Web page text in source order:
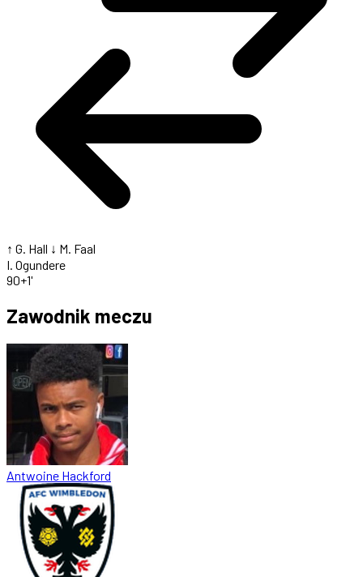
↑ G. Hall ↓ M. Faal
I. Ogundere
90+1'
Zawodnik meczu
Antwoine Hackford